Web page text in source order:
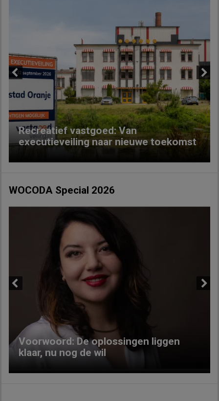
Recreatief vastgoed: Van
executieveiling naar nieuwe toekomst
Next
WOCODA Special 2026
Voorwoord: De oplossingen liggen
klaar, nu nog de wil